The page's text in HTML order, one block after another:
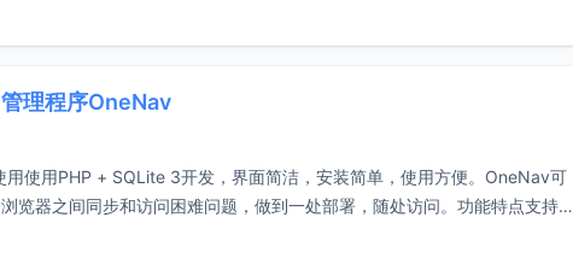
理程序OneNav
使用PHP + SQLite 3开发，界面简洁，安装简单，使用方便。OneNav可
览器之间同步和访问困难问题，做到一处部署，随处访问。功能特点支持后